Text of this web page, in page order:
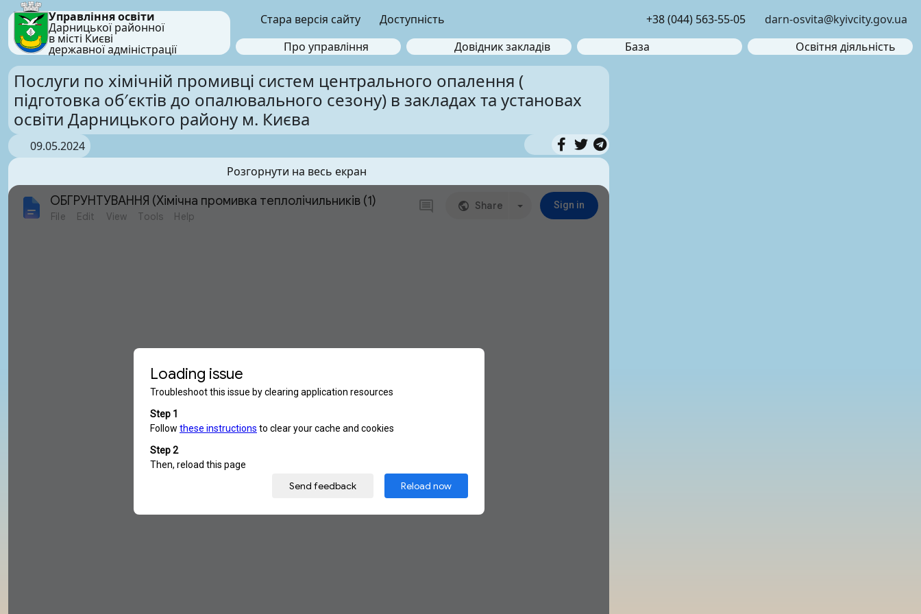
Управління освіти
Дарницької районної
в місті Києві
державної адміністрації
Стара версія сайту Доступність +38 (044) 563-55-05
darn-osvita@kyivcity.gov.ua
Про управління
Довідник закладів База Освітня діяльність
Послуги по хімічній промивці систем центрального опалення (
підготовка об′єктів до опалювального сезону) в закладах та установах
освіти Дарницького району м. Києва
09.05.2024
Розгорнути на весь екран